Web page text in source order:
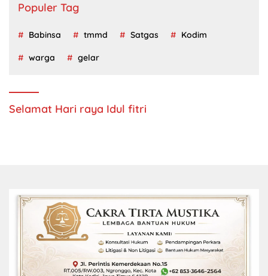
Populer Tag
Babinsa tmmd Satgas Kodim
warga gelar
Selamat Hari raya Idul fitri